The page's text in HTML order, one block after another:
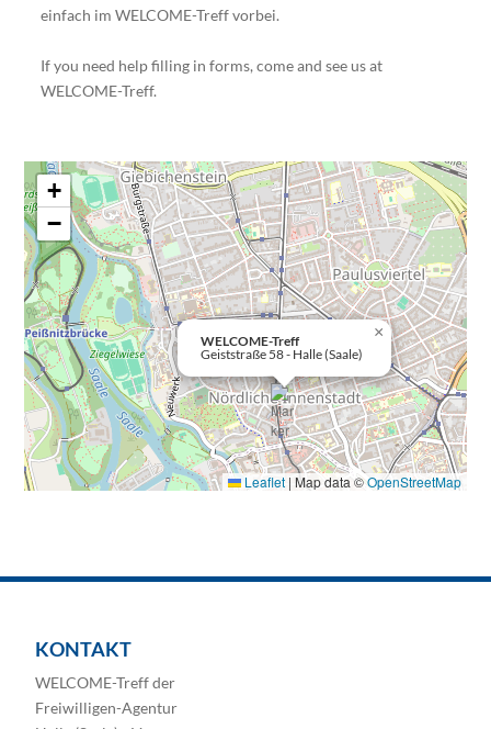
einfach im WELCOME-Treff vorbei.
If you need help filling in forms, come and see us at
WELCOME-Treff.
WELCOME-Treff
Geiststraße 58 - Halle (Saale)
×
+
−
Leaflet | Map data ©OpenStreetMap
KONTAKT
WELCOME-Treff der
Freiwilligen-Agentur